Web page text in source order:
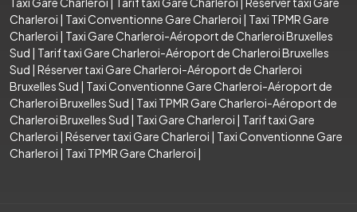
Charleroi | Taxi Conventionne Gare Charleroi | Taxi TPMR Gare
Charleroi | Taxi Gare Charleroi-Aéroport de Charleroi Bruxelles
Sud | Tarif taxi Gare Charleroi-Aéroport de Charleroi Bruxelles
Sud | Réserver taxi Gare Charleroi-Aéroport de Charleroi
Bruxelles Sud | Taxi Conventionne Gare Charleroi-Aéroport de
Charleroi Bruxelles Sud | Taxi TPMR Gare Charleroi-Aéroport de
Charleroi Bruxelles Sud | Taxi Gare Charleroi | Tarif taxi Gare
Charleroi | Réserver taxi Gare Charleroi | Taxi Conventionne Gare
Charleroi | Taxi TPMR Gare Charleroi |